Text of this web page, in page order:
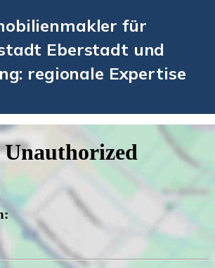
für
Eberstadt und
regionale Expertise